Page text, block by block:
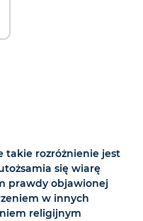
takie rozróżnienie jest
się wiarę
prawdy objawionej
w innych
religijnym